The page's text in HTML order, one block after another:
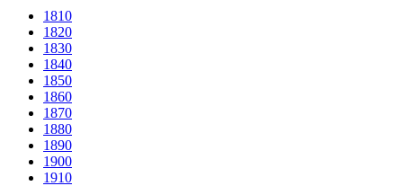
1810
1820
1830
1840
1850
1860
1870
1880
1890
1900
1910